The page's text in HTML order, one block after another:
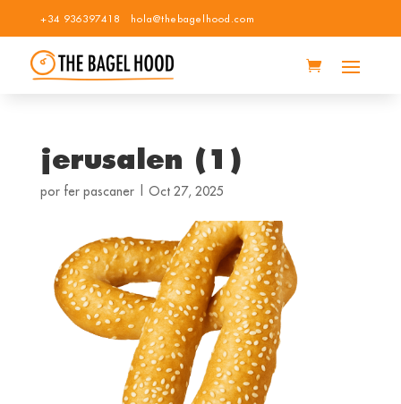
+34 936397418 hola@thebagelhood.com
jerusalen (1)
por fer pascaner| Oct 27, 2025